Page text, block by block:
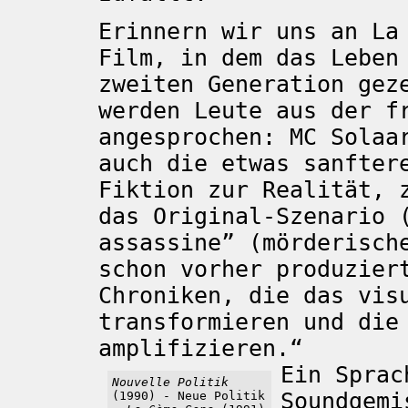
Erinnern wir uns an La
Film, in dem das
zweiten Generation
werden Leute aus der
angesprochen: MC
auch die etwas
Fiktion zur Realität,
das Original-
assassine”
schon vorher
Chroniken, die das
transformieren und die
amplifizieren.“
Nouvelle Politik
(1990) - Neue Politik
Ein